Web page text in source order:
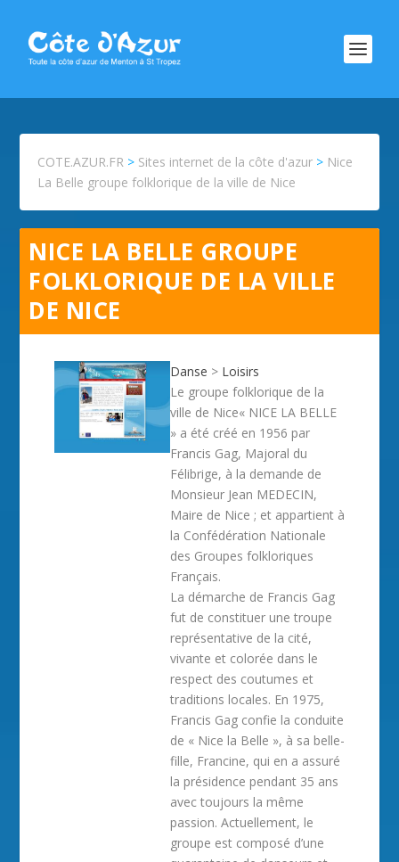
COTE.AZUR.FR > Sites internet de la côte d'azur > Nice
La Belle groupe folklorique de la ville de Nice
NICE LA BELLE GROUPE
FOLKLORIQUE DE LA VILLE
DE NICE
Danse > Loisirs
Le groupe folklorique de la
ville de Nice« NICE LA BELLE
» a été créé en 1956 par
Francis Gag, Majoral du
Félibrige, à la demande de
Monsieur Jean MEDECIN,
Maire de Nice ; et appartient à
la Confédération Nationale
des Groupes folkloriques
Français.
La démarche de Francis Gag
fut de constituer une troupe
représentative de la cité,
vivante et colorée dans le
respect des coutumes et
traditions locales. En 1975,
Francis Gag confie la conduite
de « Nice la Belle », à sa belle-
fille, Francine, qui en a assuré
la présidence pendant 35 ans
avec toujours la même
passion. Actuellement, le
groupe est composé d’une